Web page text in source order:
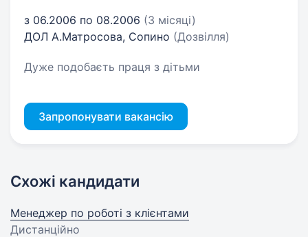
з 06.2006 по 08.2006 (3 місяці)
ДОЛ А.Матросова, Сопино (Дозвілля)
Дуже подобаєть праця з дітьми
Запропонувати вакансію
Схожі кандидати
Менеджер по роботі з клієнтами
Дистанційно